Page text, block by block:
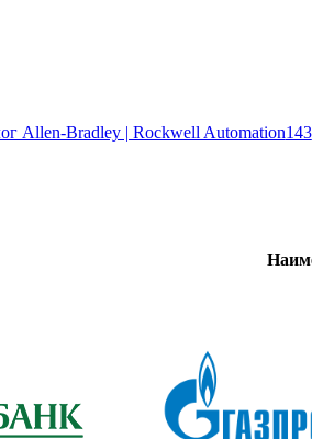
Allen-Bradley | Rockwell Automation143